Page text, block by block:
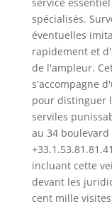
spécialisés.
éventuelles
rapidement et
de l'ampleur.
s'accompagne
pour distinguer
serviles
au 34
incluant cette
devant les
cent mille